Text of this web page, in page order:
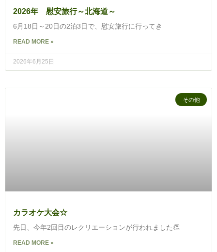
2026年 慰安旅行～北海道～
6月18日～20日の2泊3日で、慰安旅行に行ってき
READ MORE »
2026年6月25日
その他
カラオケ大会☆
先日、今年2回目のレクリエーションが行われました👏
READ MORE »